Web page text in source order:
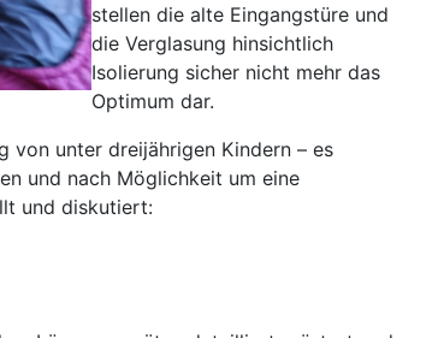
stellen die alte Eingangstüre und
die Verglasung hinsichtlich
Isolierung sicher nicht mehr das
Optimum dar.
von unter dreijährigen Kindern – es
und nach Möglichkeit um eine
und diskutiert: